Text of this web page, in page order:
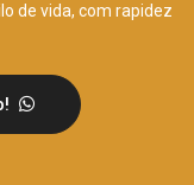
de vida, com rapidez